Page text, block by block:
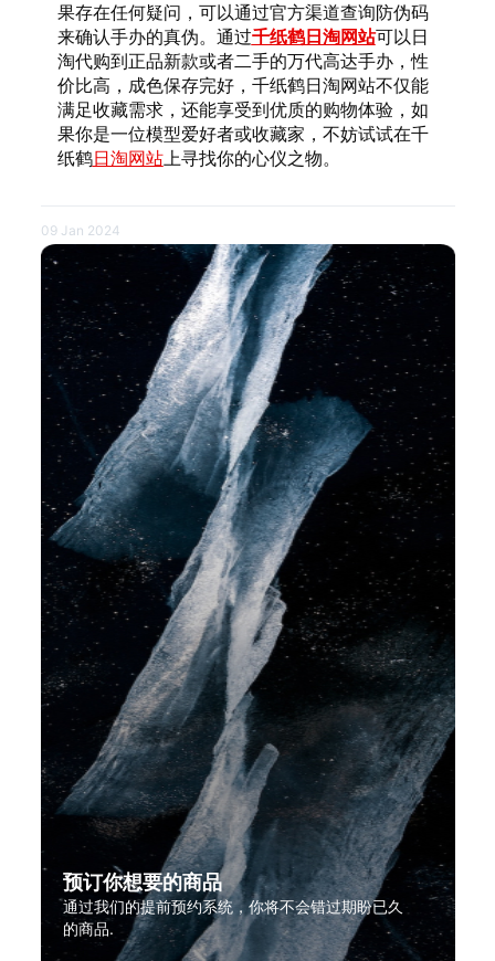
果存在任何疑问，可以通过官方渠道查询防伪码
来确认手办的真伪。通过千纸鹤日淘网站可以日
淘代购到正品新款或者二手的万代高达手办，性
价比高，成色保存完好，千纸鹤日淘网站不仅能
满足收藏需求，还能享受到优质的购物体验，如
果你是一位模型爱好者或收藏家，不妨试试在千
纸鹤日淘网站上寻找你的心仪之物。
09 Jan 2024
预订你想要的商品
通过我们的提前预约系统，你将不会错过期盼已久
的商品.